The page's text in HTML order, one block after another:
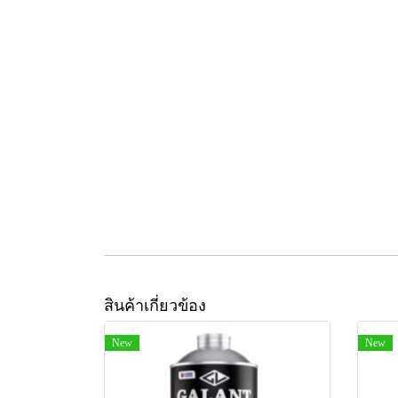
สินค้าเกี่ยวข้อง
New New